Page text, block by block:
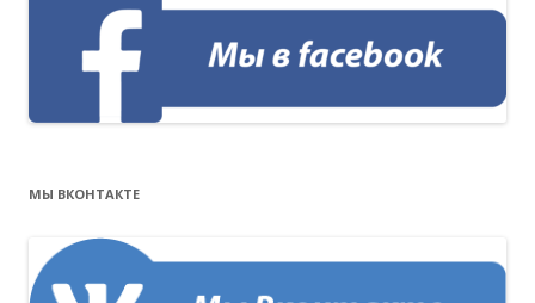
МЫ ВКОНТАКТЕ